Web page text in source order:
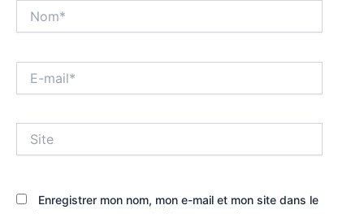
mail*
Enregistrer mon nom, mon e-mail et mon site dans le